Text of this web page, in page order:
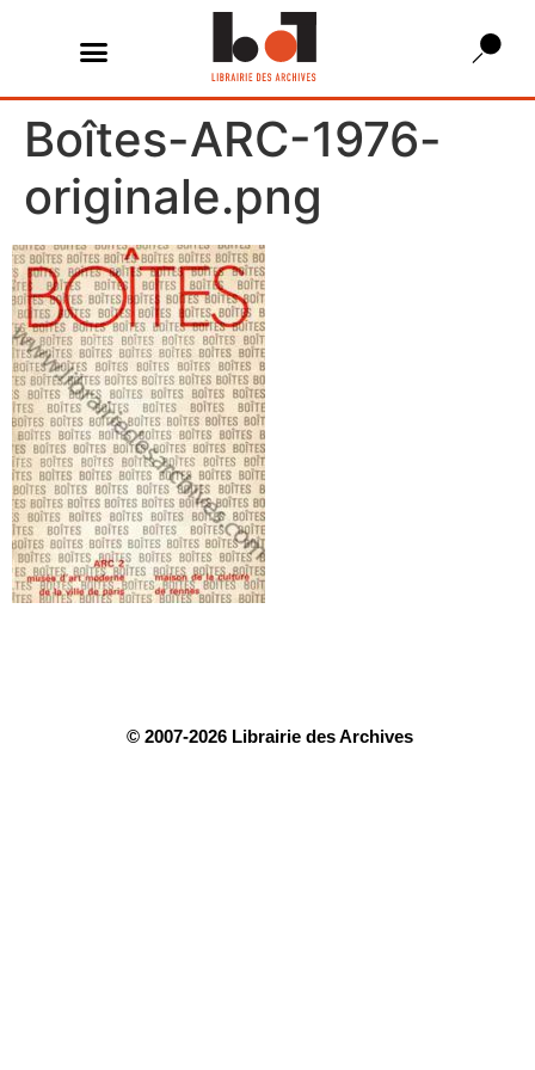
Boîtes-ARC-1976-
originale.png
© 2007-2026 Librairie des Archives